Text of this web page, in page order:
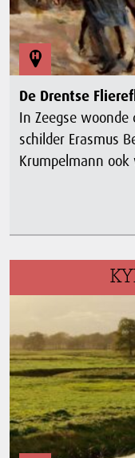
De Drentse
In Zeegse
schilder Erasmus
Krumpelmann